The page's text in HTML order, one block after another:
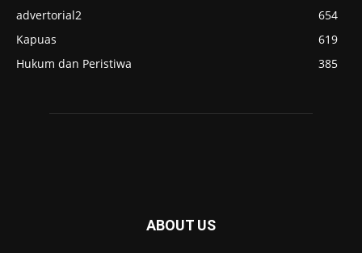
advertorial2
654
Kapuas
619
Hukum dan Peristiwa
385
ABOUT US